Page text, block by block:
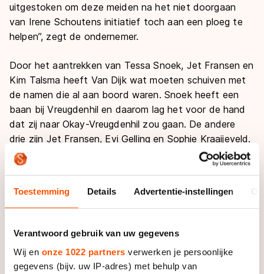
Toestemming Details Advertentie-instellingen
Verantwoord gebruik van uw gegevens
Wij en onze 1022 partners verwerken je persoonlijke
gegevens (bijv. uw IP-adres) met behulp van
uitgestoken om deze meiden na het niet doorgaan
van Irene Schoutens initiatief toch aan een ploeg te
helpen”, zegt de ondernemer.
Door het aantrekken van Tessa Snoek, Jet Fransen en
Kim Talsma heeft Van Dijk wat moeten schuiven met
de namen die al aan boord waren. Snoek heeft een
baan bij Vreugdenhil en daarom lag het voor de hand
dat zij naar Okay-Vreugdenhil zou gaan. De andere
drie zijn Jet Fransen, Evi Gelling en Sophie Kraaijeveld.
Ploegleider van het viertal is Gerwin Smit. Interfarms
start komende winter met Lianne van Loon, Nikki
Dijk zoekt nog een ploegleider.
teams die we alle faciliteiten bieden om er een
geweldig seizoen van te maken. Lianne en Nikki zijn
inliners, maar kunnen prima uit de voeten in de